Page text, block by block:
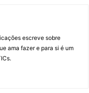
escreve sobre
ama fazer e para si é um